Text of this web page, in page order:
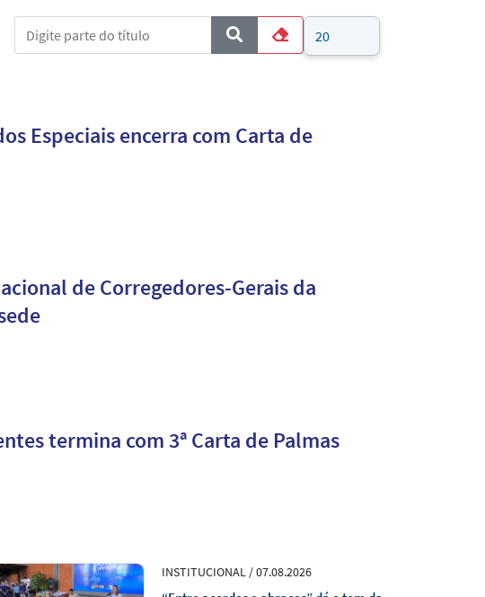
Digite parte do título
COM_CONTENT_FORM_FILTER_SUBMIT
Limpar
Mostrar #
Especiais encerra com Carta de
de Corregedores-Gerais da
termina com 3ª Carta de Palmas
INSTITUCIONAL / 07.08.2026